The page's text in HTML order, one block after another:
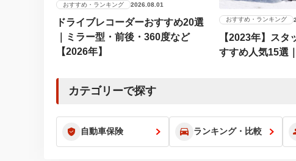
おすすめ・ランキング 2026.08.01
ドライブレコーダーおすすめ20選
｜ミラー型・前後・360度など
【2026年】
おすすめ・ランキング
【2023年】スタ
すすめ人気15選
カテゴリーで探す
自動車保険 ランキング・比較